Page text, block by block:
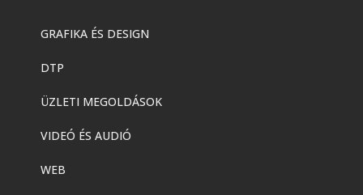
GRAFIKA ÉS DESIGN
DTP
ÜZLETI MEGOLDÁSOK
VIDEÓ ÉS AUDIÓ
WEB